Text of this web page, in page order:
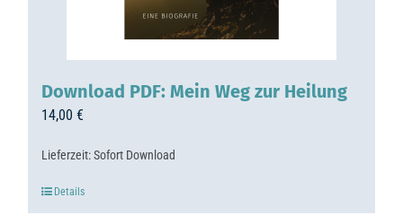
Download PDF: Mein Weg zur Heilung
14,00 €
Lieferzeit:Sofort Download
Details